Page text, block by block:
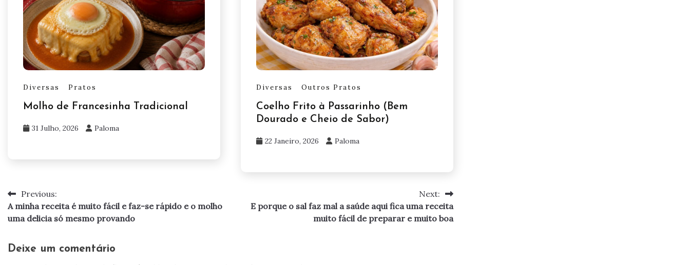
Diversas Pratos
Molho de Francesinha Tradicional
31 Julho, 2026 Paloma
Diversas Outros Pratos
Coelho Frito à Passarinho (Bem
Dourado e Cheio de Sabor)
22 Janeiro, 2026 Paloma
Navegação
de
Previous:
A minha receita é muito fácil e faz-se rápido e o molho
uma delicia só mesmo provando
Next:
E porque o sal faz mal a saúde aqui fica uma receita
muito fácil de preparar e muito boa
Deixe um comentário